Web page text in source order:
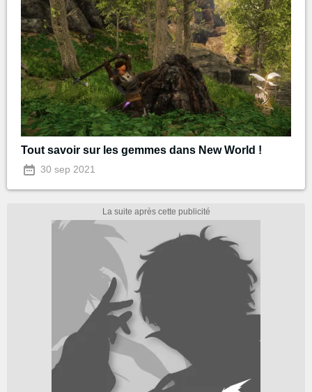
Tout savoir sur les gemmes dans New World !
30 sep 2021